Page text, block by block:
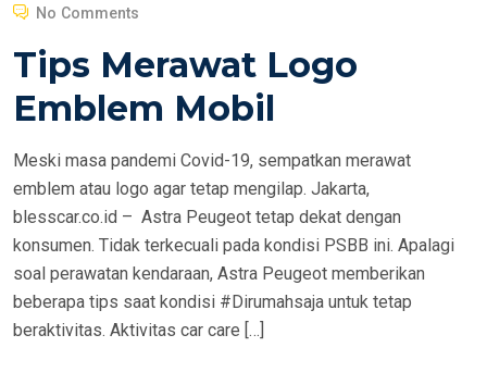
T
D
No Comments
Tips Merawat Logo
Emblem Mobil
Meski masa pandemi Covid-19, sempatkan merawat
emblem atau logo agar tetap mengilap. Jakarta,
blesscar.co.id – Astra Peugeot tetap dekat dengan
konsumen. Tidak terkecuali pada kondisi PSBB ini. Apalagi
soal perawatan kendaraan, Astra Peugeot memberikan
beberapa tips saat kondisi #Dirumahsaja untuk tetap
beraktivitas. Aktivitas car care […]